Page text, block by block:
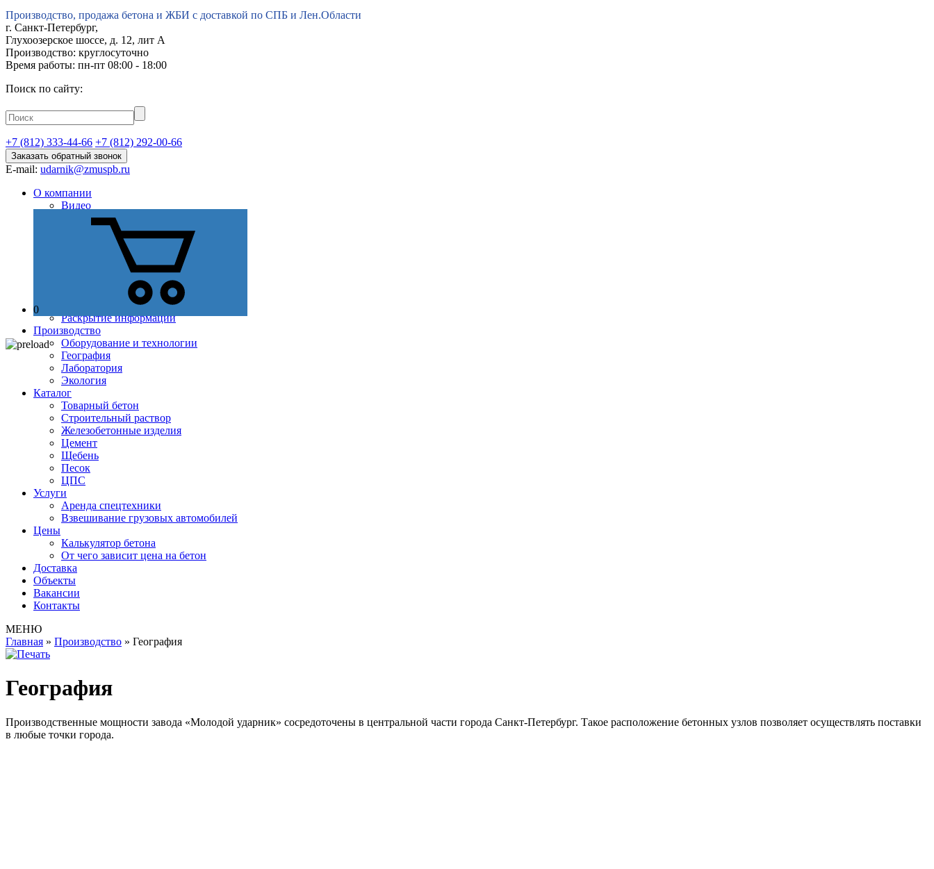
Производство, продажа бетона и ЖБИ с доставкой по СПБ и Лен.Области
г. Санкт-Петербург,
Глухоозерское шоссе, д. 12, лит А
Производство: круглосуточно
Время работы: пн-пт 08:00 - 18:00
Поиск по сайту:
+7 (812) 333-44-66 +7 (812) 292-00-66
Заказать обратный звонок
E-mail: udarnik@zmuspb.ru
О компании
Видео
История
Сертификаты и лицензии
Наши преимущества
Раскрытие информации
Производство
Оборудование и технологии
География
Лаборатория
Экология
Каталог
Товарный бетон
Строительный раствор
Железобетонные изделия
Цемент
Щебень
Песок
ЦПС
Услуги
Аренда спецтехники
Взвешивание грузовых автомобилей
Цены
Калькулятор бетона
От чего зависит цена на бетон
Доставка
Объекты
Вакансии
Контакты
МЕНЮ
Главная » Производство » География
География
Производственные мощности завода «Молодой ударник» сосредоточены в центральной части города Санкт-Петербург. Такое расположение бетонных узлов позволяет осуществлять поставки
в любые точки города.
0